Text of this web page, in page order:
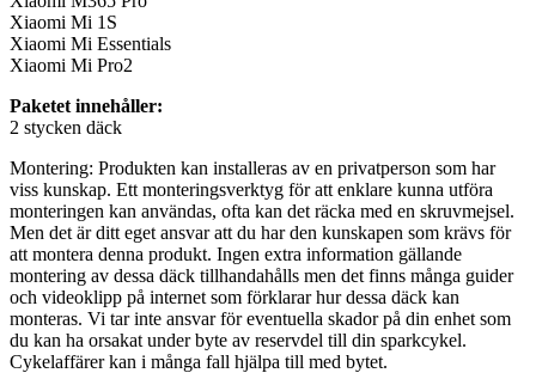
Xiaomi Mi 1S
Xiaomi Mi Essentials
Xiaomi Mi Pro2
Paketet innehåller:
2 stycken däck
Montering: Produkten kan installeras av en privatperson som har
viss kunskap. Ett monteringsverktyg för att enklare kunna utföra
monteringen kan användas, ofta kan det räcka med en skruvmejsel.
Men det är ditt eget ansvar att du har den kunskapen som krävs för
att montera denna produkt. Ingen extra information gällande
montering av dessa däck tillhandahålls men det finns många guider
och videoklipp på internet som förklarar hur dessa däck kan
monteras. Vi tar inte ansvar för eventuella skador på din enhet som
du kan ha orsakat under byte av reservdel till din sparkcykel.
Cykelaffärer kan i många fall hjälpa till med bytet.